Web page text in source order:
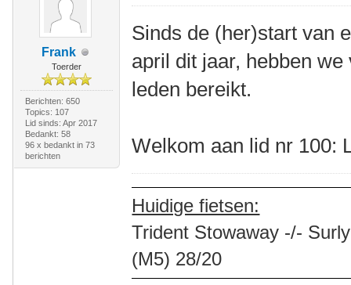
Frank
Toerder
Berichten: 650
Topics: 107
Lid sinds: Apr 2017
Bedankt: 58
96 x bedankt in 73
berichten
Sinds de (her)start van
april dit jaar, hebben
leden bereikt.
Welkom aan lid nr 100:
Huidige fietsen:
Trident Stowaway -/-
(M5) 28/20